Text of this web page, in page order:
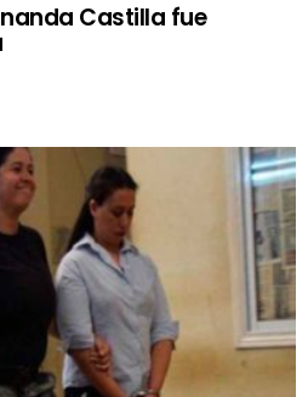
Castilla fue